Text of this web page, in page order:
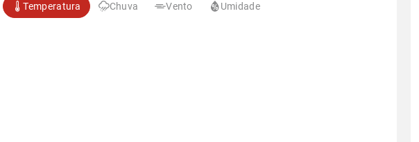
Temperatura Chuva Vento Umidade